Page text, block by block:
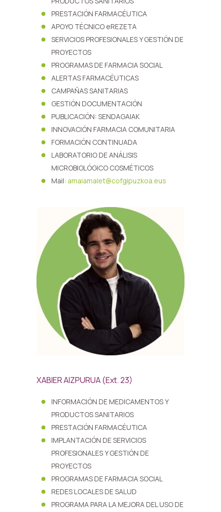
PRESTACIÓN FARMACÉUTICA
APOYO TÉCNICO eREZETA
SERVICIOS PROFESIONALES Y GESTIÓN DE
PROYECTOS
PROGRAMAS DE FARMACIA SOCIAL
ALERTAS FARMACÉUTICAS
CAMPAÑAS SANITARIAS
GESTIÓN DOCUMENTACIÓN
PUBLICACIÓN: SENDAGAIAK
INNOVACIÓN FARMACIA COMUNITARIA
FORMACIÓN CONTINUADA
LABORATORIO DE ANÁLISIS
MICROBIOLÓGICO COSMÉTICOS
Mail: amaiamalet@cofgipuzkoa.eus
XABIER AIZPURUA (Ext. 23)
INFORMACIÓN DE MEDICAMENTOS Y
PRODUCTOS SANITARIOS
PRESTACIÓN FARMACÉUTICA
IMPLANTACIÓN DE SERVICIOS
PROFESIONALES Y GESTIÓN DE
PROYECTOS
PROGRAMAS DE FARMACIA SOCIAL
REDES LOCALES DE SALUD
PROGRAMA PARA LA MEJORA DEL USO DE